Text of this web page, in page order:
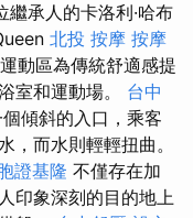
承人的卡洛利·哈布
北投 按摩 按摩
動區為傳統舒適感提
室和運動場。 台中
傾斜的入口，乘客
，而水則輕輕扭曲。
證基隆 不僅存在加
印象深刻的目的地上